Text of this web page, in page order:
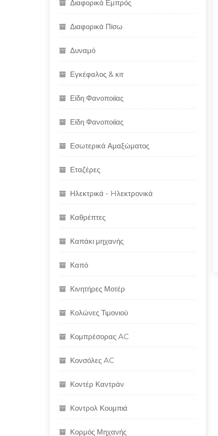
Διαφορικά Εμπρός
Διαφορικά Πίσω
Δυναμό
Εγκέφαλος & κιτ
Είδη Φανοποιϊας
Είδη Φανοποιϊας
Εσωτερικά Αμαξώματος
Εταζέρες
Ηλεκτρικά - Hλεκτρονικά
Καθρέπτες
Καπάκι μηχανής
Καπό
Κινητήρες Μοτέρ
Κολώνες Τιμονιού
Κομπρέσορας AC
Κονσόλες AC
Κοντέρ Καντράν
Κοντρολ Κουμπιά
Κορμός Μηχανής